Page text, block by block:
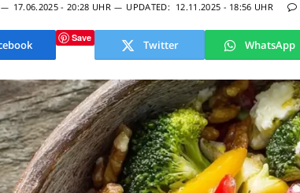
17.06.2025 - 20:28 UHR UPDATED: 12.11.2025 - 18:56 UHR
Save Twitter WhatsApp